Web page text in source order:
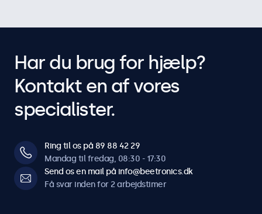
Har du brug for hjælp?
Kontakt en af vores
specialister.
Ring til os på 89 88 42 29
Mandag til fredag, 08:30 - 17:30
Send os en mail på info@beetronics.dk
Få svar inden for 2 arbejdstimer